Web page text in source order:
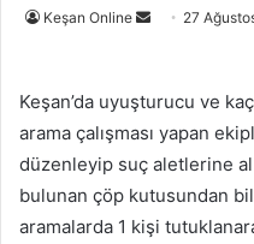
Keşan Online
Bir
göndermek
27
Keşan’da uyuşturucu ve
arama çalışması yapan
düzenleyip suç aletlerine
bulunan çöp kutusundan
aramalarda 1 kişi